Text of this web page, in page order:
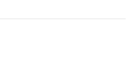
國、漢字國等地，認識了英
等有趣的朋友。一路上的領